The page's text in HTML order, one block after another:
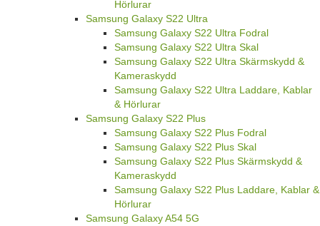
Hörlurar
Samsung Galaxy S22 Ultra
Samsung Galaxy S22 Ultra Fodral
Samsung Galaxy S22 Ultra Skal
Samsung Galaxy S22 Ultra Skärmskydd &
Kameraskydd
Samsung Galaxy S22 Ultra Laddare, Kablar
& Hörlurar
Samsung Galaxy S22 Plus
Samsung Galaxy S22 Plus Fodral
Samsung Galaxy S22 Plus Skal
Samsung Galaxy S22 Plus Skärmskydd &
Kameraskydd
Samsung Galaxy S22 Plus Laddare, Kablar &
Hörlurar
Samsung Galaxy A54 5G